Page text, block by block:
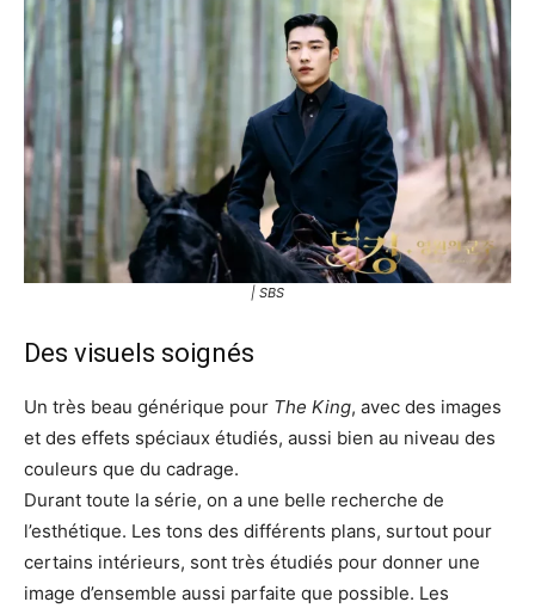
| SBS
Des visuels soignés
Un très beau générique pour The King, avec des images
et des effets spéciaux étudiés, aussi bien au niveau des
couleurs que du cadrage.
Durant toute la série, on a une belle recherche de
l’esthétique. Les tons des différents plans, surtout pour
certains intérieurs, sont très étudiés pour donner une
image d’ensemble aussi parfaite que possible. Les